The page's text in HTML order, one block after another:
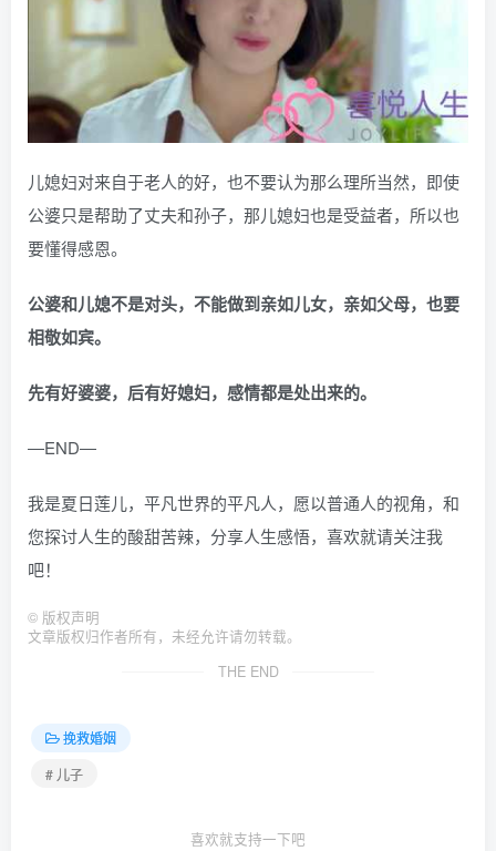
儿媳妇对来自于老人的好，也不要认为那么理所当然，即使
公婆只是帮助了丈夫和孙子，那儿媳妇也是受益者，所以也
要懂得感恩。
公婆和儿媳不是对头，不能做到亲如儿女，亲如父母，也要
相敬如宾。
先有好婆婆，后有好媳妇，感情都是处出来的。
―END―
我是夏日莲儿，平凡世界的平凡人，愿以普通人的视角，和
您探讨人生的酸甜苦辣，分享人生感悟，喜欢就请关注我
吧！
© 版权声明
文章版权归作者所有，未经允许请勿转载。
THE END
挽救婚姻
# 儿子
喜欢就支持一下吧